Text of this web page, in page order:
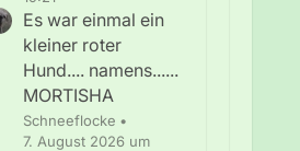
Es war einmal ein
kleiner roter
Hund.... namens......
MORTISHA
Schneeflocke
7. August 2026 um